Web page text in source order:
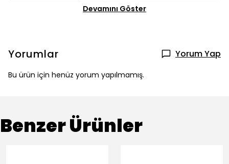
Devamını Göster
Yorumlar Yorum Yap
Bu ürün için henüz yorum yapılmamış.
Benzer Ürünler